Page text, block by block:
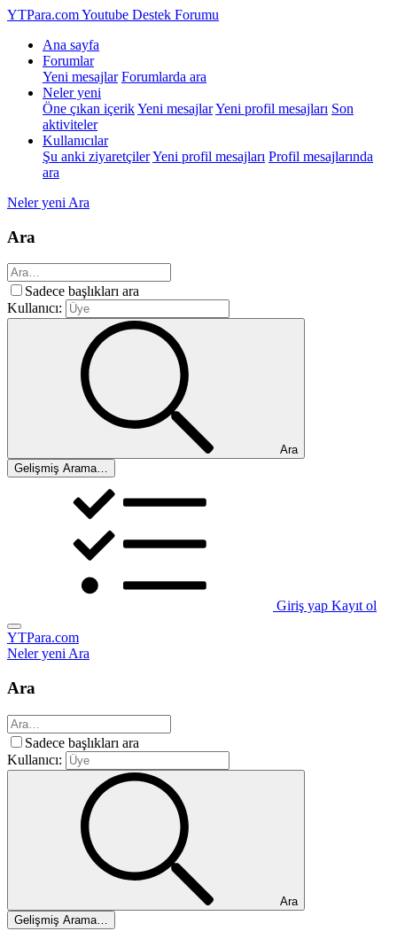
YTPara.comYoutube Destek Forumu
Ana sayfa
Forumlar
Yeni mesajlar Forumlarda ara
Neler yeni
Öne çıkan içerikYeni mesajlarYeni profil mesajları Son
aktiviteler
Kullanıcılar
Şu anki ziyaretçilerYeni profil mesajları Profil mesajlarında
ara
Neler yeni Ara
Ara
Sadece başlıkları ara
Kullanıcı:
Ara
Gelişmiş Arama…
Giriş yap Kayıt ol
YTPara.com
Neler yeniAra
Ara
Sadece başlıkları ara
Kullanıcı:
Ara
Gelişmiş Arama…